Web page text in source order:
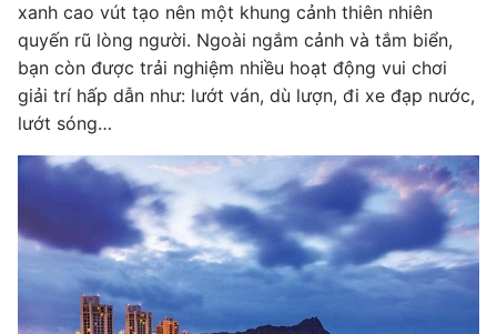
xanh cao vút tạo nên một khung cảnh thiên nhiên
quyến rũ lòng người. Ngoài ngắm cảnh và tắm biển,
bạn còn được trải nghiệm nhiều hoạt động vui chơi
giải trí hấp dẫn như: lướt ván, dù lượn, đi xe đạp nước,
lướt sóng…